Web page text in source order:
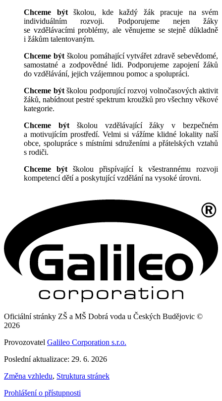
Chceme býtškolou, kde každý žák pracuje na svém
individuálním rozvoji. Podporujeme nejen žáky
se vzdělávacími problémy, ale věnujeme se stejně důkladně
i žákům talentovaným.
Chceme býtškolou pomáhající vytvářet zdravě sebevědomé,
samostatné a zodpovědné lidi. Podporujeme zapojení žáků
do vzdělávání, jejich vzájemnou pomoc a spolupráci.
Chceme být školou podporující rozvoj volnočasových aktivit
žáků, nabídnout pestré spektrum kroužků pro všechny věkové
kategorie.
Chceme býtškolou vzdělávající žáky v bezpečném
a motivujícím prostředí. Velmi si vážíme klidné lokality naší
obce, spolupráce s místními sdruženími a přátelských vztahů
s rodiči.
Chceme být školou přispívající k všestrannému rozvoji
kompetencí dětí a poskytující vzdělání na vysoké úrovni.
Oficiální stránky ZŠ a MŠ Dobrá voda u Českých Budějovic ©
2026
Provozovatel Galileo Corporation s.r.o.
Poslední aktualizace: 29. 6. 2026
Změna vzhledu, Struktura stránek
Prohlášení o přístupnosti